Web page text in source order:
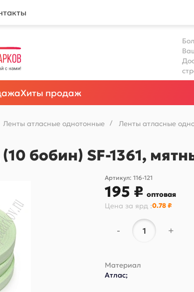
Хиты продаж
Ленты атласные однотонные / Ленты атласные
бобин) SF-1361,
Артикул:116-121
195 ₽оптовая
Цена за ярд :0.78 ₽
- +
Материал
Атлас;